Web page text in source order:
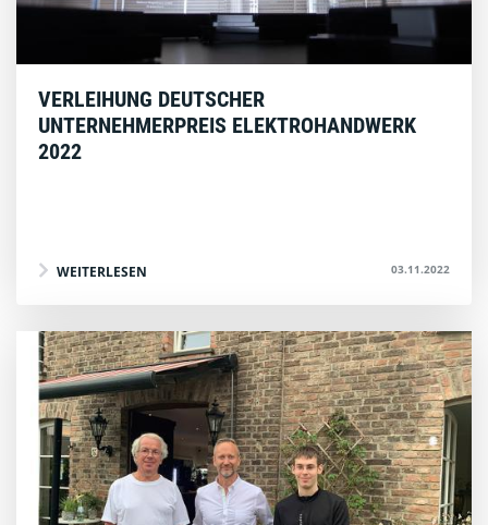
VERLEIHUNG DEUTSCHER
UNTERNEHMERPREIS ELEKTROHANDWERK
2022
WEITERLESEN 03.11.2022